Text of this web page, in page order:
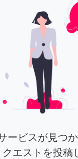
ービスが見つ
エストを投稿